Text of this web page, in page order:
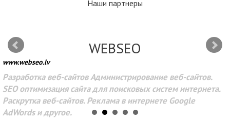
Наши партнеры
WEBSEO
www.webseo.lv
Разработка веб-сайтов Администрирование веб-сайтов.
SEO оптимизация сайта для поисковых систем интернета.
Раскрутка веб-сайтов. Реклама в интернете Google
AdWords и другое.